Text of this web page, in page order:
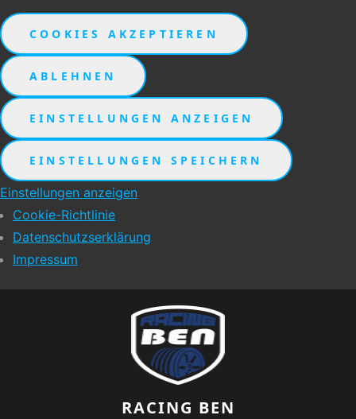
COOKIES AKZEPTIEREN
ABLEHNEN
EINSTELLUNGEN ANZEIGEN
EINSTELLUNGEN SPEICHERN
Einstellungen anzeigen
Cookie-Richtlinie
Datenschutzserklärung
Impressum
RACING BEN